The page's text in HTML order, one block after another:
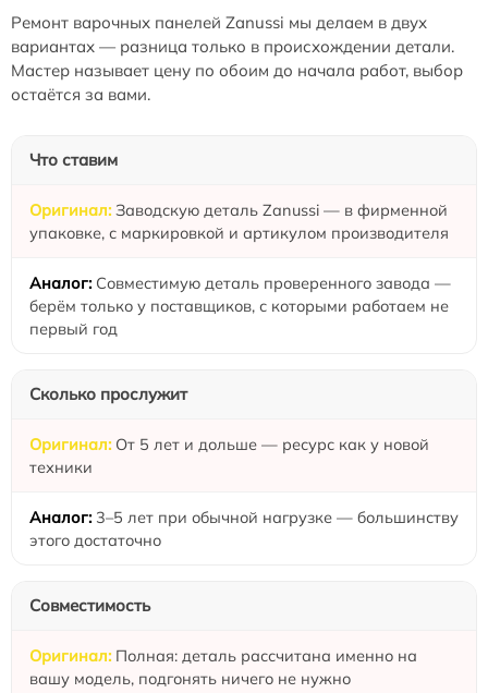
Ремонт варочных панелей Zanussi мы делаем в двух
вариантах — разница только в происхождении детали.
Мастер называет цену по обоим до начала работ, выбор
остаётся за вами.
Что ставим
Заводскую деталь Zanussi — в фирменной
упаковке, с маркировкой и артикулом производителя
Совместимую деталь проверенного завода —
берём только у поставщиков, с которыми работаем не
первый год
Сколько прослужит
От 5 лет и дольше — ресурс как у новой
техники
3–5 лет при обычной нагрузке — большинству
этого достаточно
Совместимость
Полная: деталь рассчитана именно на
вашу модель, подгонять ничего не нужно